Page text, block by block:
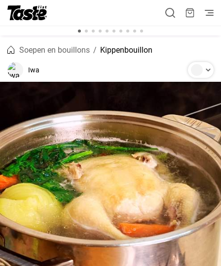
Soepen en bouillons Kippenbouillon
Iwa